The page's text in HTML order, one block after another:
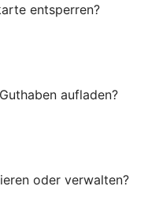
entsperren?
aufladen?
oder verwalten?